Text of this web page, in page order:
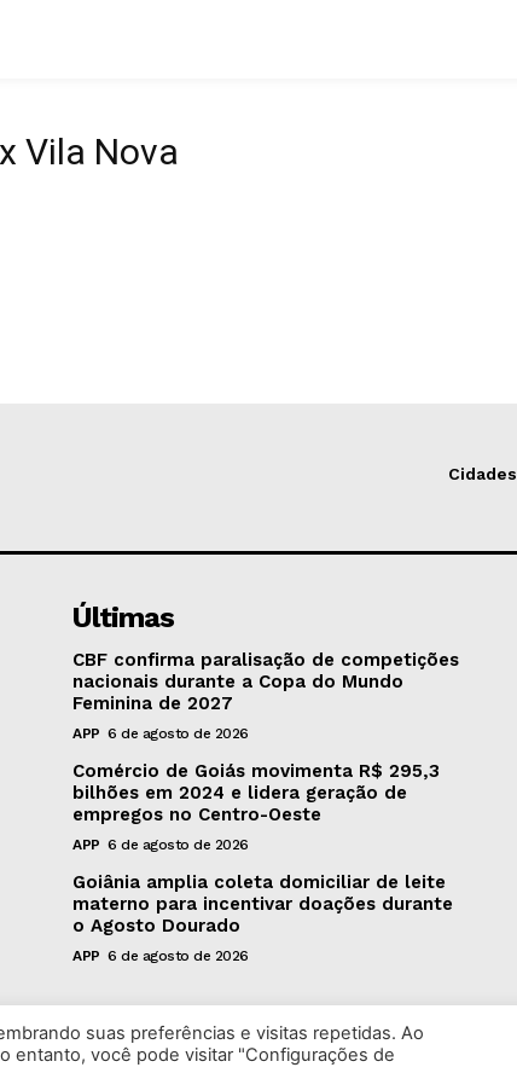
Vila Nova
Cidades
Últimas
CBF confirma paralisação de competições
nacionais durante a Copa do Mundo
Feminina de 2027
APP 6 de agosto de 2026
Comércio de Goiás movimenta R$ 295,3
bilhões em 2024 e lidera geração de
empregos no Centro-Oeste
APP 6 de agosto de 2026
Goiânia amplia coleta domiciliar de leite
materno para incentivar doações durante
o Agosto Dourado
APP 6 de agosto de 2026
suas preferências e visitas repetidas. Ao
entanto, você pode visitar "Configurações de